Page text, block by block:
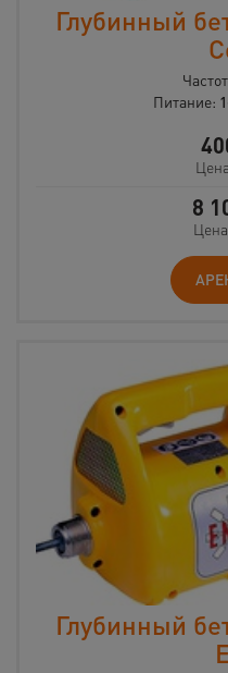
Глубинный
Питание:
8
Глубинный